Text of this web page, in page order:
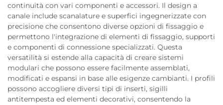
continuità con vari componenti e accessori. Il design a
canale include scanalature e superfici ingegnerizzate con
precisione che consentono diverse opzioni di fissaggio e
permettono l'integrazione di elementi di fissaggio, supporti
e componenti di connessione specializzati. Questa
versatilità si estende alla capacità di creare sistemi
modulari che possono essere facilmente assemblati,
modificati e espansi in base alle esigenze cambianti. I profili
possono accogliere diversi tipi di inserti, sigilli
antitempesta ed elementi decorativi, consentendo la